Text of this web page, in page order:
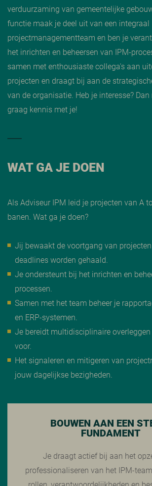
verduurzaming van gemeentelijke
functie maak je deel uit van een integraal
projectmanagementteam en ben je
het inrichten en beheersen van IPM-
samen met enthousiaste collega's aan
projecten en draagt bij aan de
van de organisatie. Heb je interesse?
graag kennis met je!
WAT GA JE DOEN
Als Adviseur IPM leid je projecten van A
banen. Wat ga je doen?
Jij bewaakt de voortgang van
deadlines worden gehaald.
Je ondersteunt bij het inrichten en
processen.
Samen met het team beheer je
en ERP-systemen.
Je bereidt multidisciplinaire
voor.
Het signaleren en mitigeren van
jouw dagelijkse bezigheden.
BOUWEN AAN EEN
FUNDAMENT
Je draagt actief bij aan het
professionaliseren van het IPM-